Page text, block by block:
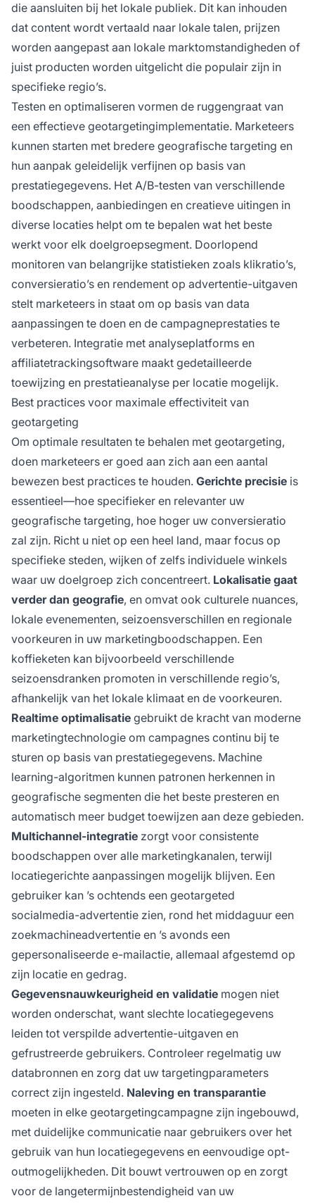
die aansluiten bij het lokale publiek. Dit kan inhouden
dat content wordt vertaald naar lokale talen, prijzen
worden aangepast aan lokale marktomstandigheden of
juist producten worden uitgelicht die populair zijn in
specifieke regio’s.
Testen en optimaliseren vormen de ruggengraat van
een effectieve geotargetingimplementatie. Marketeers
kunnen starten met bredere geografische targeting en
hun aanpak geleidelijk verfijnen op basis van
prestatiegegevens. Het A/B-testen van verschillende
boodschappen, aanbiedingen en creatieve uitingen in
diverse locaties helpt om te bepalen wat het beste
werkt voor elk doelgroepsegment. Doorlopend
monitoren van belangrijke statistieken zoals klikratio’s,
conversieratio’s en rendement op advertentie-uitgaven
stelt marketeers in staat om op basis van data
aanpassingen te doen en de campagneprestaties te
verbeteren. Integratie met analyseplatforms en
affiliatetrackingsoftware maakt gedetailleerde
toewijzing en prestatieanalyse per locatie mogelijk.
Best practices voor maximale effectiviteit van
geotargeting
Om optimale resultaten te behalen met geotargeting,
doen marketeers er goed aan zich aan een aantal
bewezen best practices te houden. Gerichte precisie is
essentieel—hoe specifieker en relevanter uw
geografische targeting, hoe hoger uw conversieratio
zal zijn. Richt u niet op een heel land, maar focus op
specifieke steden, wijken of zelfs individuele winkels
waar uw doelgroep zich concentreert. Lokalisatie gaat
verder dan geografie, en omvat ook culturele nuances,
lokale evenementen, seizoensverschillen en regionale
voorkeuren in uw marketingboodschappen. Een
koffieketen kan bijvoorbeeld verschillende
seizoensdranken promoten in verschillende regio’s,
afhankelijk van het lokale klimaat en de voorkeuren.
Realtime optimalisatie gebruikt de kracht van moderne
marketingtechnologie om campagnes continu bij te
sturen op basis van prestatiegegevens. Machine
learning-algoritmen kunnen patronen herkennen in
geografische segmenten die het beste presteren en
automatisch meer budget toewijzen aan deze gebieden.
Multichannel-integratie zorgt voor consistente
boodschappen over alle marketingkanalen, terwijl
locatiegerichte aanpassingen mogelijk blijven. Een
gebruiker kan ’s ochtends een geotargeted
socialmedia-advertentie zien, rond het middaguur een
zoekmachineadvertentie en ’s avonds een
gepersonaliseerde e-mailactie, allemaal afgestemd op
zijn locatie en gedrag.
Gegevensnauwkeurigheid en validatie mogen niet
worden onderschat, want slechte locatiegegevens
leiden tot verspilde advertentie-uitgaven en
gefrustreerde gebruikers. Controleer regelmatig uw
databronnen en zorg dat uw targetingparameters
correct zijn ingesteld. Naleving en transparantie
moeten in elke geotargetingcampagne zijn ingebouwd,
met duidelijke communicatie naar gebruikers over het
gebruik van hun locatiegegevens en eenvoudige opt-
outmogelijkheden. Dit bouwt vertrouwen op en zorgt
voor de langetermijnbestendigheid van uw